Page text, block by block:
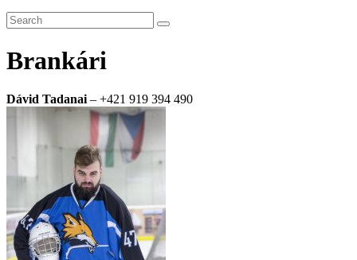
Brankári
Dávid Tadanai – +421 919 394 490